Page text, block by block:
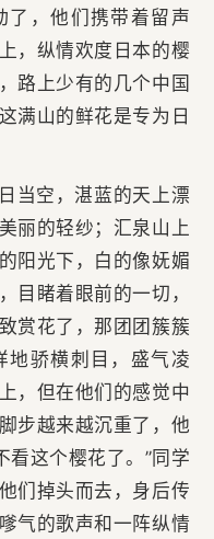
了，他们携带着留声
，纵情欢度日本的樱
路上少有的几个中国
满山的鲜花是专为日
当空，湛蓝的天上漂
丽的轻纱；汇泉山上
阳光下，白的像妩媚
目睹着眼前的一切，
赏花了，那团团簇簇
地骄横刺目，盛气凌
，但在他们的感觉中
步越来越沉重了，他
看这个樱花了。”同学
们掉头而去，身后传
气的歌声和一阵纵情